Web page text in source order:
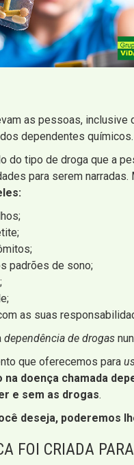
as pessoas, inclusive
dependentes químicos.
do tipo de droga que a
para serem
padrões de sono;
as suas
dependência de drogas
que oferecemos para
na doença chamada
e sem as drogas.
deseja, poderemos
FOI CRIADA